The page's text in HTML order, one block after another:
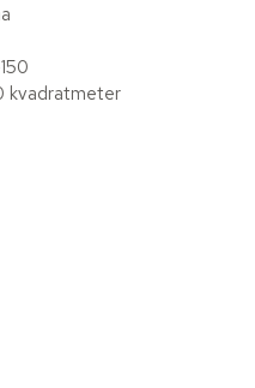
kvadratmeter